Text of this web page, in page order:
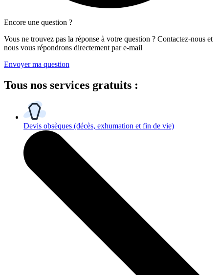
Encore une question ?
Vous ne trouvez pas la réponse à votre question ? Contactez-nous et
nous vous répondrons directement par e-mail
Envoyer ma question
Tous nos services gratuits :
Devis obsèques (décès, exhumation et fin de vie)